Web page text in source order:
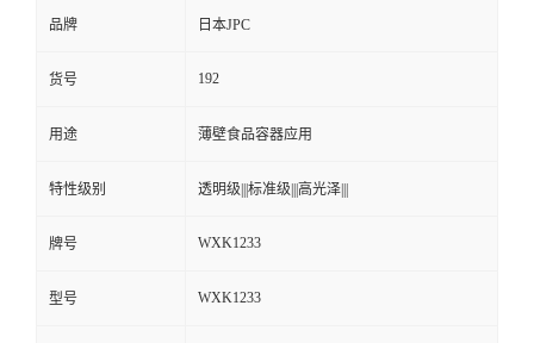
品牌 日本JPC
货号 192
用途 薄壁食品容器应用
特性级别 透明级|||标准级|||高光泽|||
牌号 WXK1233
型号 WXK1233